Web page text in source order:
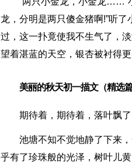
龙，分明是两只傻金猪啊!”听
过，这一扑竟使我不生气了，
望着湛蓝的天空，银杏被衬得
美丽的秋天初一描文（精选篇
期待着，期待着，落叶飘
池塘不知不觉地静了下来
乎有了珍珠般的光泽，树叶儿